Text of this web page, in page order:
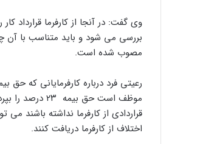
وی گفت: در آنجا از کارفرما قرارداد
بررسی می شود و باید متناسب با
مصوب شده است.
رعیتی فرد درباره کارفرمایانی که حق
موظف است حق
قراردادی از کارفرما نداشته باشند
اختلاف از کارفرما دریافت کنند.